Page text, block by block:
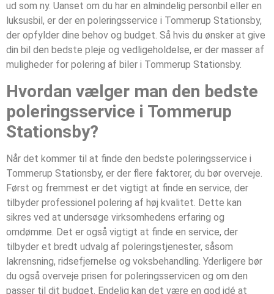
ud som ny. Uanset om du har en almindelig personbil eller en
luksusbil, er der en poleringsservice i Tommerup Stationsby,
der opfylder dine behov og budget. Så hvis du ønsker at give
din bil den bedste pleje og vedligeholdelse, er der masser af
muligheder for polering af biler i Tommerup Stationsby.
Hvordan vælger man den bedste
poleringsservice i Tommerup
Stationsby?
Når det kommer til at finde den bedste poleringsservice i
Tommerup Stationsby, er der flere faktorer, du bør overveje.
Først og fremmest er det vigtigt at finde en service, der
tilbyder professionel polering af høj kvalitet. Dette kan
sikres ved at undersøge virksomhedens erfaring og
omdømme. Det er også vigtigt at finde en service, der
tilbyder et bredt udvalg af poleringstjenester, såsom
lakrensning, ridsefjernelse og voksbehandling. Yderligere bør
du også overveje prisen for poleringsservicen og om den
passer til dit budget. Endelig kan det være en god idé at